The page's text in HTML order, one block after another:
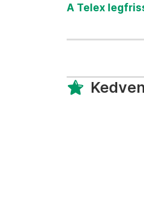
A Telex